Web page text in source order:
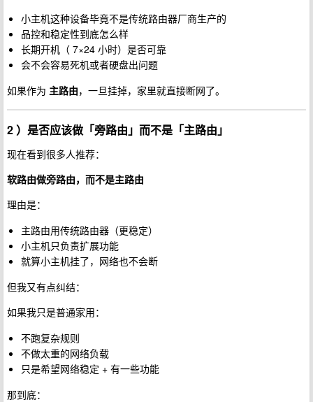
小主机这种设备毕竟不是传统路由器厂商生产的
品控和稳定性到底怎么样
长期开机（ 7×24 小时）是否可靠
会不会容易死机或者硬盘出问题
如果作为 主路由，一旦挂掉，家里就直接断网了。
2 ）是否应该做「旁路由」而不是「主路由」
现在看到很多人推荐：
软路由做旁路由，而不是主路由
理由是：
主路由用传统路由器（更稳定）
小主机只负责扩展功能
就算小主机挂了，网络也不会断
但我又有点纠结：
如果我只是普通家用：
不跑复杂规则
不做太重的网络负载
只是希望网络稳定 + 有一些功能
那到底：